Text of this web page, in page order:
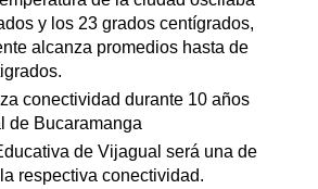
y los 23 grados centígrados,
alcanza promedios hasta de
conectividad durante 10 años
de Bucaramanga
de Vijagual será una de
respectiva conectividad.